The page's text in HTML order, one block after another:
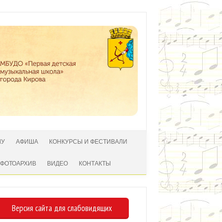
АФИША КОНКУРСЫ И ФЕСТИВАЛИ
ФОТОАРХИВ ВИДЕО КОНТАКТЫ
Версия сайта для слабовидящих